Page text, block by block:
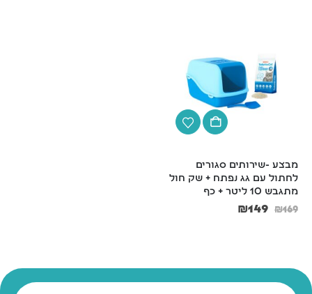
מבצע -שירותים סגורים
לחתול עם גג נפתח + שק חול
מתגבש 10 ליטר + כף
₪169
₪149